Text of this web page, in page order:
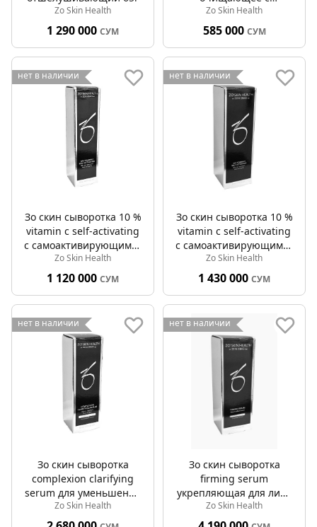
Zo Skin Health
1 290 000 СУМ
увлажняющим 60мл
Zo Skin Health
585 000 СУМ
нет в наличии
Зо скин сыворотка 10 %
vitamin c self-activating
с самоактивирующимся
витамином с 20мл
Zo Skin Health
1 120 000 СУМ
нет в наличии
Зо скин сыворотка 10 %
vitamin c self-activating
с самоактивирующимся
витамином с 50мл
Zo Skin Health
1 430 000 СУМ
нет в наличии
Зо скин сыворотка
complexion clarifying
serum для уменьшения
кожного себума 50мл
Zo Skin Health
нет в наличии
Зо скин сыворотка
firming serum
укрепляющая для лица
шеи и декольте 47мл
Zo Skin Health